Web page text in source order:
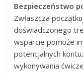
Bezpieczeństwo
Zwłaszcza
doświadczonego
wsparcie pomoże
potencjalnych
wykonywania